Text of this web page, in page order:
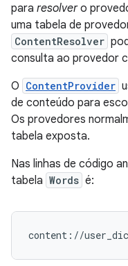
para resolvero
uma tabela de
ContentResolver
consulta ao provedor
O ContentProvider
de conteúdo para
Os provedores
tabela exposta.
Nas linhas de código
tabela Words é: